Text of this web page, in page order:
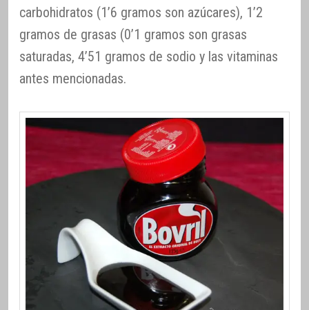
carbohidratos (1’6 gramos son azúcares), 1’2
gramos de grasas (0’1 gramos son grasas
saturadas, 4’51 gramos de sodio y las vitaminas
antes mencionadas.